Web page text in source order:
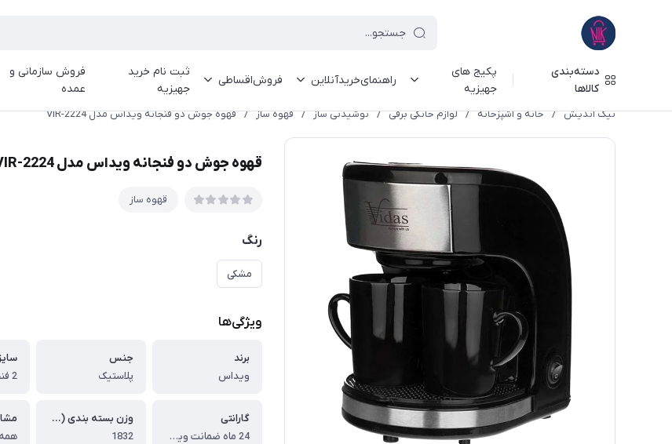
دسته‌بندی
کالاها
پکیج های
جهیزیه
راهنمای‌خرید‌آنلاین فروش‌اقساطی
ثبت نام خرید
جهیزیه
فروش سازمانی و
عمده
نیک اندیش / خانه و آشپزخانه / لوازم خانگی برقی / نوشیدنی ساز / قهوه ساز / قهوه جوش دو فنجانه ویداس مدل VIR-2224
قهوه جوش دو فنجانه ویداس مدل VIR-2224
قهوه ساز
رنگ
مشکی
ویژگی‌ها
برند
ویداس
جنس
پلاستیک
سایز
2 فنجانه
گارانتی
24 ماه ضمانت ویداس
وزن بسته بندی (گرم)
1832